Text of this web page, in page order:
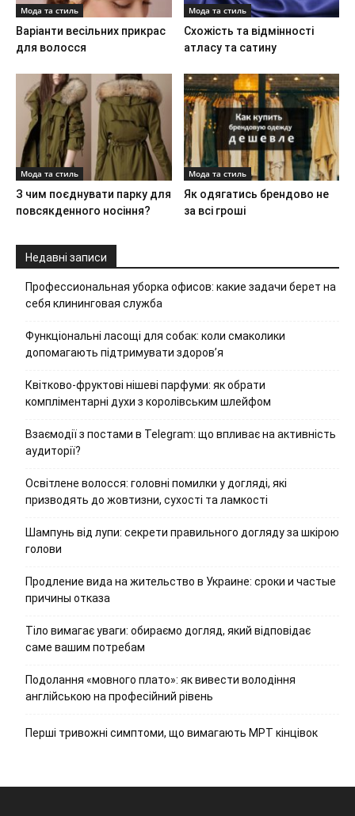
Мода та стиль
Варіанти весільних прикрас
для волосся
Мода та стиль
Схожість та відмінності
атласу та сатину
Мода та стиль
З чим поєднувати парку для
повсякденного носіння?
Мода та стиль
Як одягатись брендово не
за всі гроші
Недавні записи
Профессиональная уборка офисов: какие задачи берет на
себя клининговая служба
Функціональні ласощі для собак: коли смаколики
допомагають підтримувати здоров’я
Квітково-фруктові нішеві парфуми: як обрати
компліментарні духи з королівським шлейфом
Взаємодії з постами в Telegram: що впливає на активність
аудиторії?
Освітлене волосся: головні помилки у догляді, які
призводять до жовтизни, сухості та ламкості
Шампунь від лупи: секрети правильного догляду за шкірою
голови
Продление вида на жительство в Украине: сроки и частые
причины отказа
Тіло вимагає уваги: обираємо догляд, який відповідає
саме вашим потребам
Подолання «мовного плато»: як вивести володіння
англійською на професійний рівень
Перші тривожні симптоми, що вимагають МРТ кінцівок